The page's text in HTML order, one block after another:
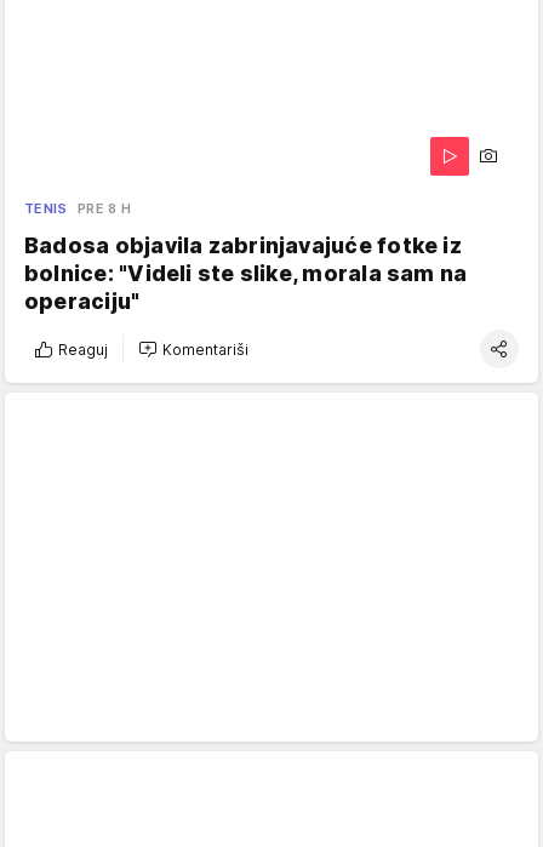
TENIS PRE 8 H
Badosa objavila zabrinjavajuće fotke iz
bolnice: "Videli ste slike, morala sam na
operaciju"
Reaguj Komentariši